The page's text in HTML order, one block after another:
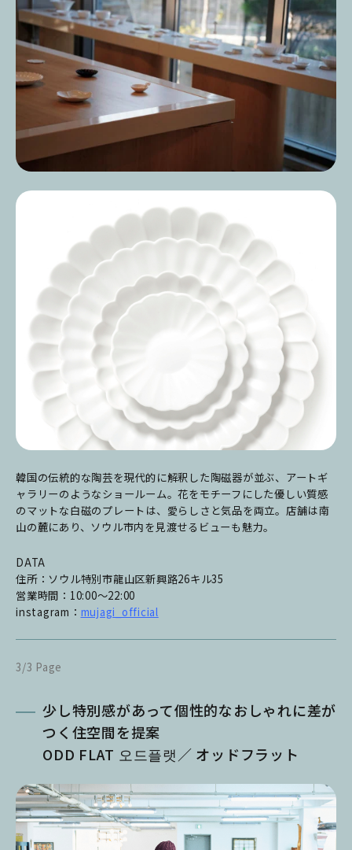
韓国の伝統的な陶芸を現代的に解釈した陶磁器が並ぶ、アートギ
ャラリーのようなショールーム。花をモチーフにした優しい質感
のマットな白磁のプレートは、愛らしさと気品を両立。店舗は南
山の麓にあり、ソウル市内を見渡せるビューも魅力。
DATA
住所：ソウル特別市龍山区新興路26キル35
営業時間：10:00〜22:00
instagram： mujagi_official
3/3 Page
少し特別感があって個性的なおしゃれに差が
つく住空間を提案
ODD FLAT 오드플랫／ オッドフラット